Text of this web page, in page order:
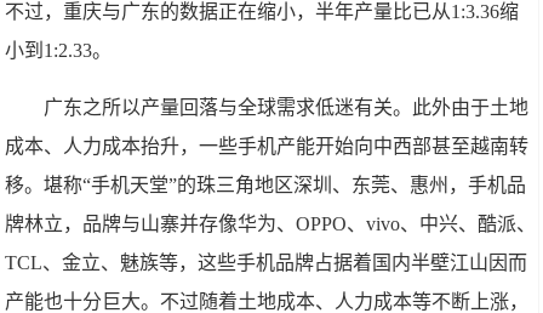
不过，重庆与广东的数据正在缩小，半年产量比已从1:3.36缩
小到1:2.33。
广东之所以产量回落与全球需求低迷有关。此外由于土地
成本、人力成本抬升，一些手机产能开始向中西部甚至越南转
移。堪称“手机天堂”的珠三角地区深圳、东莞、惠州，手机品
牌林立，品牌与山寨并存像华为、OPPO、vivo、中兴、酷派、
TCL、金立、魅族等，这些手机品牌占据着国内半壁江山因而
产能也十分巨大。不过随着土地成本、人力成本等不断上涨，